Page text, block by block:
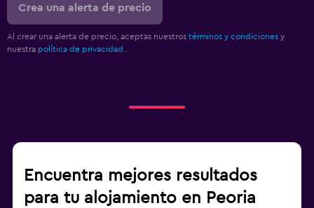
Crea una alerta de precio
Al crear una alerta de precio, aceptas nuestros términos y condiciones y
nuestra política de privacidad..
Encuentra mejores resultados
para tu alojamiento en Peoria